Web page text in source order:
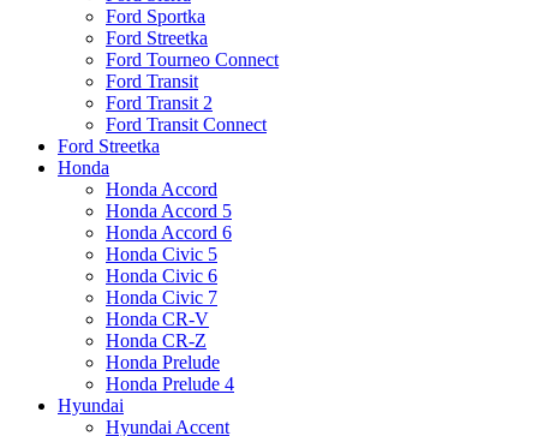
Ford Sportka
Ford Streetka
Ford Tourneo Connect
Ford Transit
Ford Transit 2
Ford Transit Connect
Ford Streetka
Honda
Honda Accord
Honda Accord 5
Honda Accord 6
Honda Civic 5
Honda Civic 6
Honda Civic 7
Honda CR-V
Honda CR-Z
Honda Prelude
Honda Prelude 4
Hyundai
Hyundai Accent